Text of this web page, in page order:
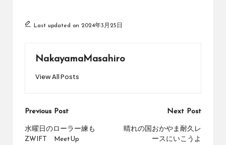
Last updated on 2024年3月25日
NakayamaMasahiro
View All Posts
Post
navigation
Previous Post
水曜日のローラー練も
ZWIFT MeetUp
Next Post
晴れの国おかやま耐久レ
ースにいこうよ